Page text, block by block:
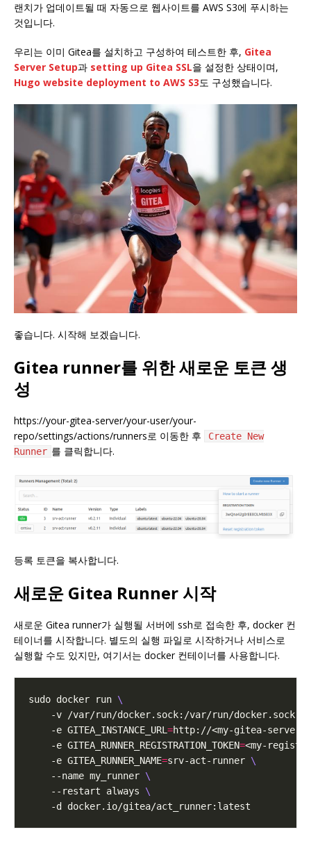
랜치가 업데이트될 때 자동으로 웹사이트를 AWS S3에 푸시하는
것입니다.
우리는 이미 Gitea를 설치하고 구성하여 테스트한 후, Gitea
Server Setup과 setting up Gitea SSL을 설정한 상태이며,
Hugo website deployment to AWS S3도 구성했습니다.
좋습니다. 시작해 보겠습니다.
Gitea runner를 위한 새로운 토큰 생
성
https://your-gitea-server/your-user/your-
repo/settings/actions/runners로 이동한 후
Create New
Runner 를 클릭합니다.
등록 토큰을 복사합니다.
새로운 Gitea Runner 시작
새로운 Gitea runner가 실행될 서버에 ssh로 접속한 후, docker 컨
테이너를 시작합니다. 별도의 실행 파일로 시작하거나 서비스로
실행할 수도 있지만, 여기서는 docker 컨테이너를 사용합니다.
sudo docker run
    -v /var/run/docker.sock:/var/run/docker.sock
    -e GITEA_INSTANCE_URL
=http://<my-gitea-
    -e GITEA_RUNNER_REGISTRATION_TOKEN
=<my-
    -e GITEA_RUNNER_NAME
=srv-act-runner
    --name my_runner
    --restart always